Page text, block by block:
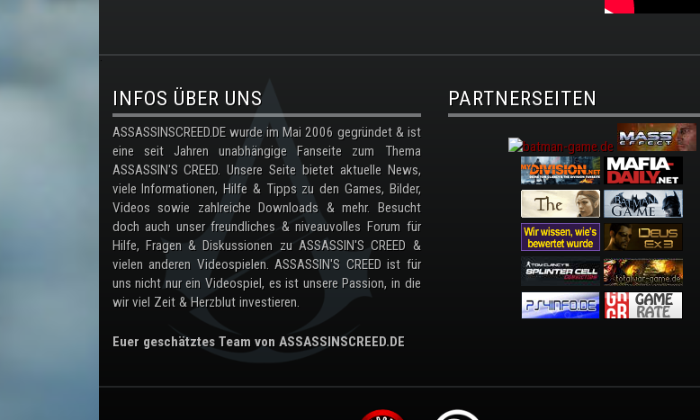
.
INFOS ÜBER UNS
ASSASSINSCREED.DE wurde im Mai 2006 gegründet & ist
eine seit Jahren unabhängige Fanseite zum Thema
ASSASSIN'S CREED. Unsere Seite bietet aktuelle News,
viele Informationen, Hilfe & Tipps zu den Games, Bilder,
Videos sowie zahlreiche Downloads & mehr. Besucht
doch auch unser freundliches & niveauvolles Forum für
Hilfe, Fragen & Diskussionen zu ASSASSIN'S CREED &
vielen anderen Videospielen. ASSASSIN'S CREED ist für
uns nicht nur ein Videospiel, es ist unsere Passion, in die
wir viel Zeit & Herzblut investieren.
Euer geschätztes Team von ASSASSINSCREED.DE
PARTNERSEITEN